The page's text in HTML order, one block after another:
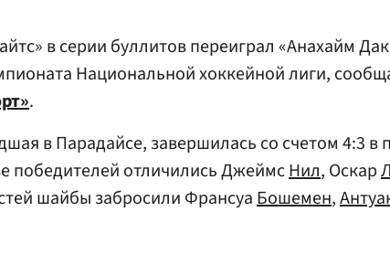
в серии буллитов переиграл «Анахайм
Национальной хоккейной лиги,
.
в Парадайсе, завершилась со счетом 4:3 в
победителей отличились ДжеймсНил, Оскар
шайбы забросили ФрансуаБошемен,